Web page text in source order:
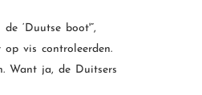
‘Duutse boot'”,
vis controleerden.
Want ja, de Duitsers